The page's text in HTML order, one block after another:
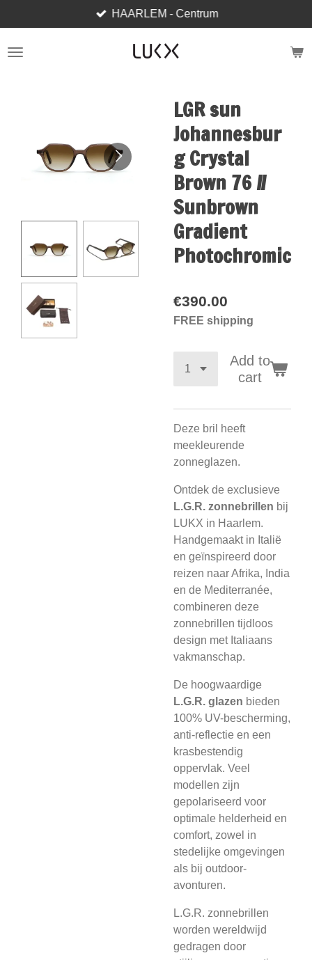
to
main
HAARLEM - Centrum
LGR sun
Johannesbur
g Crystal
Brown 76 //
Sunbrown
Gradient
Photochromic
€390.00
FREE shipping
Add to
cart
Deze bril heeft
meekleurende
zonneglazen.
Ontdek de exclusieve
L.G.R. zonnebrillen bij
LUKX in Haarlem.
Handgemaakt in Italië
en geïnspireerd door
reizen naar Afrika, India
en de Mediterranée,
combineren deze
zonnebrillen tijdloos
design met Italiaans
vakmanschap.
De hoogwaardige
L.G.R. glazen bieden
100% UV-bescherming,
anti-reflectie en een
krasbestendig
oppervlak. Veel
modellen zijn
gepolariseerd voor
optimale helderheid en
comfort, zowel in
stedelijke omgevingen
als bij outdoor-
avonturen.
L.G.R. zonnebrillen
worden wereldwijd
gedragen door